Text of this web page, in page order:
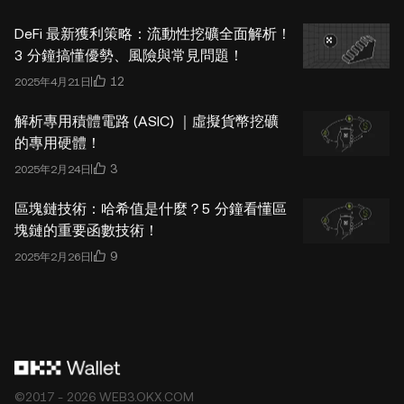
DeFi 最新獲利策略：流動性挖礦全面解析！
3 分鐘搞懂優勢、風險與常見問題！
2025年4月21日 12
解析專用積體電路 (ASIC) ｜虛擬貨幣挖礦
的專用硬體！
2025年2月24日 3
區塊鏈技術：哈希值是什麼？5 分鐘看懂區
塊鏈的重要函數技術！
2025年2月26日 9
©2017 - 2026 WEB3.OKX.COM